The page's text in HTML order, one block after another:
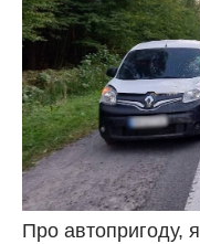
Про автопригоду,